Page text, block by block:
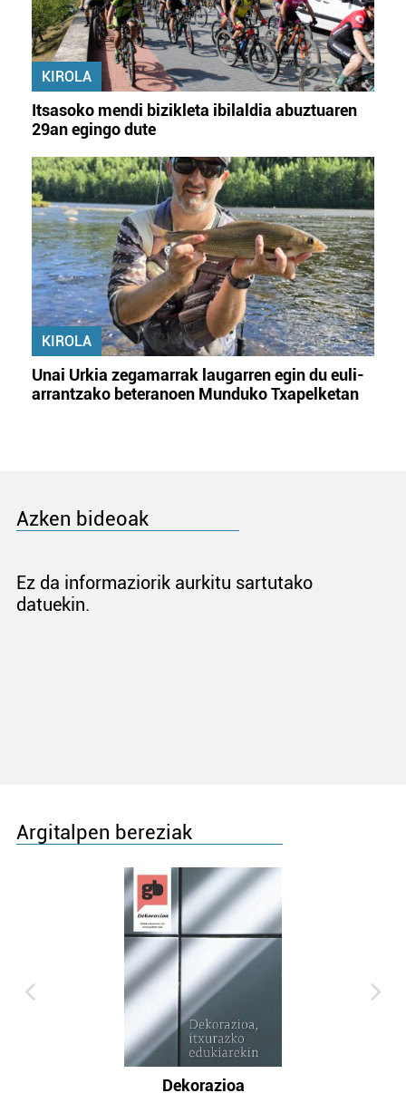
KIROLA
Itsasoko mendi bizikleta ibilaldia abuztuaren
29an egingo dute
KIROLA
Unai Urkia zegamarrak laugarren egin du euli-
arrantzako beteranoen Munduko Txapelketan
Azken bideoak
Ez da informaziorik aurkitu sartutako
datuekin.
Argitalpen bereziak
Dekorazioa